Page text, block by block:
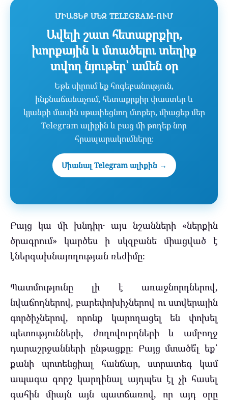
ՄԻԱՑԵՔ ՄԵԶ TELEGRAM-ՈՒՄ
Ավելի շատ հետաքրքիր,
խորքային և մտածելու տեղիք
տվող նյութեր՝ ամեն օր
Եթե սիրում եք հոգեբանություն,
ինքնաճանաչում, հետաքրքիր փաստեր և
կյանքի մասին սթափեցնող մտքեր, միացեք մեր
Telegram ալիքին և բաց մի թողեք նոր
հրապարակումները։
Միանալ Telegram ալիքին →
Բայց կա մի խնդիր․ այս նշանների «ներքին
ծրագրում» կարծես ի սկզբանե միացված է
էներգախնայողության ռեժիմը։
Պատմությունը լի է առաջնորդներով,
նվաճողներով, բարեփոխիչներով ու ստվերային
գործիչներով, որոնք կարողացել են փոխել
պետությունների, ժողովուրդների և ամբողջ
դարաշրջանների ընթացքը։ Բայց մտածե՞լ եք՝
քանի պոտենցիալ հանճար, ստրատեգ կամ
ապագա գորշ կարդինալ այդպես էլ չի հասել
գահին միայն այն պատճառով, որ այդ օրը